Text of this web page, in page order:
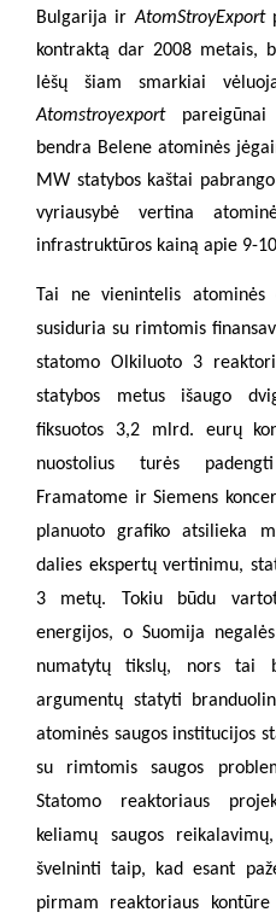
Bulgarija irAtomStroyExport
kontraktą dar 2008 metais,
lėšų šiam smarkiai
Atomstroyexportpareigūnai
bendra Belene atominės
MW statybos kaštai
vyriausybė vertina
infrastruktūros kainą apie 9-
Tai ne vienintelis atominės
susiduria su rimtomis
statomo Olkiluoto 3
statybos metus išaugo
fiksuotos 3,2 mlrd. eurų
nuostolius turės
Framatome ir Siemens
planuoto grafiko atsilieka
dalies ekspertų vertinimu,
3 metų. Tokiu būdu
energijos, o Suomija
numatytų tikslų, nors tai
argumentų statyti
atominės saugos institucijos
su rimtomis saugos
Statomo reaktoriaus
keliamų saugos
švelninti taip, kad esant
pirmam reaktoriaus